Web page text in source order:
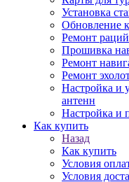
Установка
Обновление
Ремонт раций
Прошивка
Ремонт
Ремонт
Настройка и
антенн
Настройка и
Как купить
Назад
Как купить
Условия
Условия